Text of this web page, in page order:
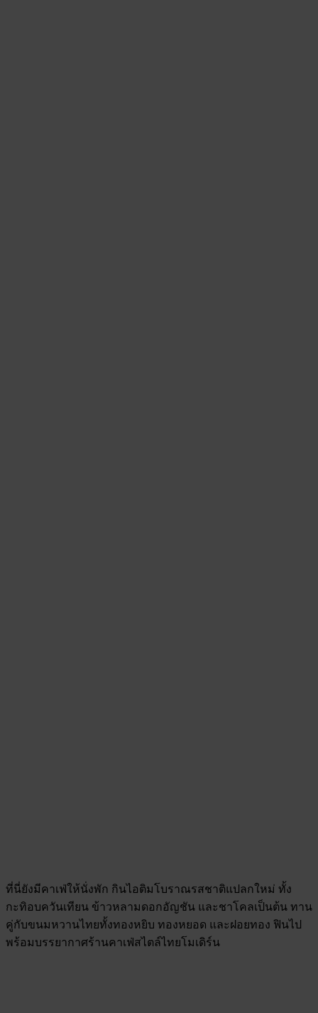
ที่นี่ยังมีคาเฟ่ให้นั่งพัก กินไอติมโบราณรสชาติแปลกใหม่ ทั้ง
กะทิอบควันเทียน ข้าวหลามดอกอัญชัน และชาโคลเป็นต้น ทาน
คู่กับขนมหวานไทยทั้งทองหยิบ ทองหยอด และฝอยทอง ฟินไป
พร้อมบรรยากาศร้านคาเฟ่สไตล์ไทยโมเดิร์น